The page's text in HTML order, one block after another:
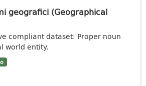
geografici (Geographical
compliant dataset: Proper noun
world entity.